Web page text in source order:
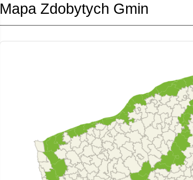
Mapa Zdobytych Gmin